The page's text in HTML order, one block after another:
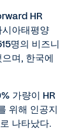
HR
아태평양
명의 비즈니
며, 한국에
가량이 HR
위해 인공지
나타났다.